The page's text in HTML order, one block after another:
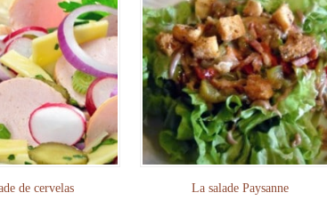
de cervelas La salade Paysanne